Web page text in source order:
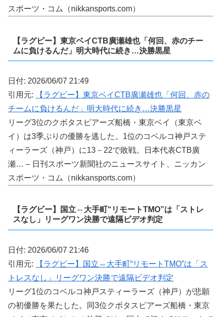
スポーツ・コム（nikkansports.com）
【ラグビー】東京ベイCTB廣瀬雄也「何回、赤のチー
ムに負けるんだ」明大時代に続き…決勝黒星
日付: 2026/06/07 21:49
引用元:
【ラグビー】東京ベイCTB廣瀬雄也「何回、赤の
チームに負けるんだ」明大時代に続き…決勝黒星
リーグ3位のクボタスピアーズ船橋・東京ベイ（東京ベ
イ）は3季ぶりの優勝を逃した。1位のコベルコ神戸ステ
ィーラーズ（神戸）に13－22で敗戦。日本代表CTB廣
瀬… – 日刊スポーツ新聞社のニュースサイト、ニッカン
スポーツ・コム（nikkansports.com）
【ラグビー】国立⇔大手町“リモートTMO”は「ストレ
スなし」リーグワン決勝で遠隔ビデオ判定
日付: 2026/06/07 21:46
引用元:
【ラグビー】国立⇔大手町“リモートTMO”は「ス
トレスなし」リーグワン決勝で遠隔ビデオ判定
リーグ1位のコベルコ神戸スティーラーズ（神戸）が悲願
の初優勝を果たした。同3位クボタスピアーズ船橋・東京